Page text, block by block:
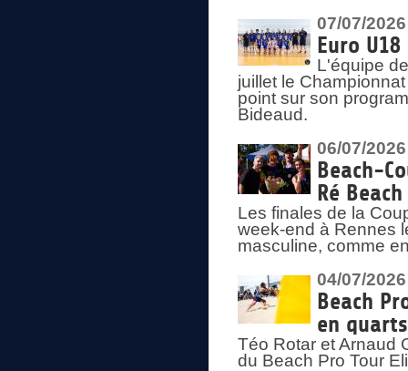
07/07/2026
Euro
L'équipe
juillet le
point sur son
Bideaud.
06/07/2026
Beach-
Ré
Les finales de la
week-end à Rennes
masculine, comme
04/07/2026
Beach
en quarts
Téo Rotar et Arnaud
du Beach Pro Tour